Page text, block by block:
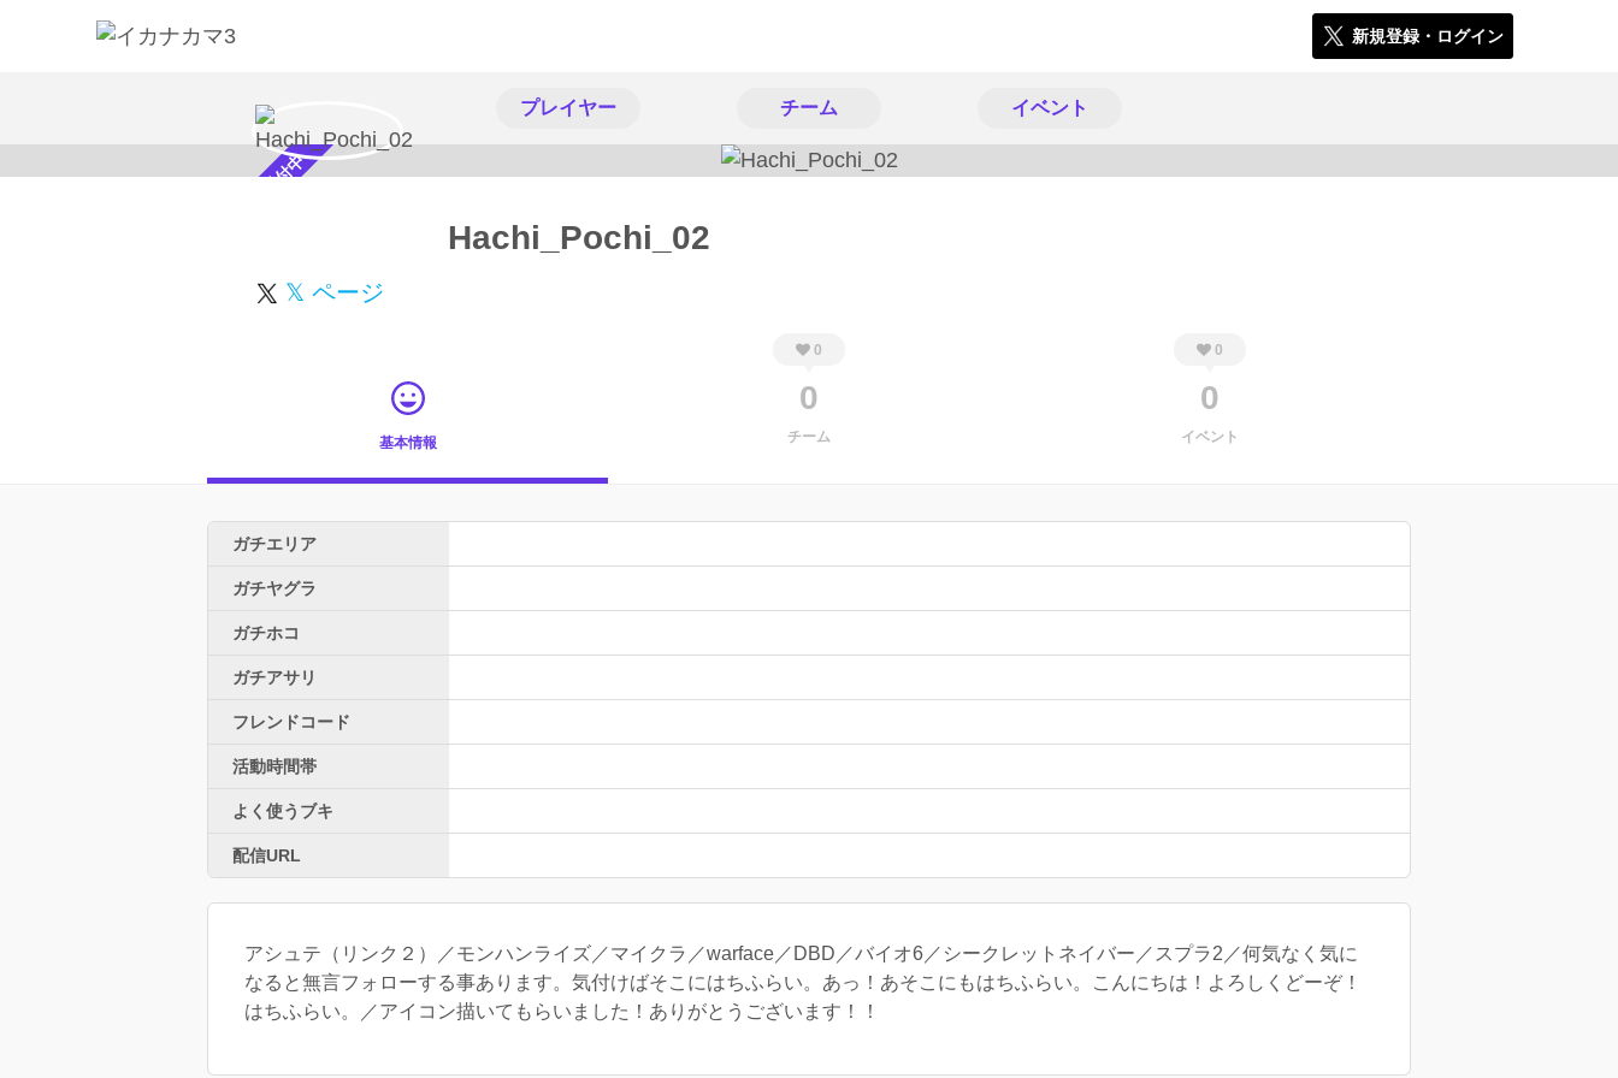
新規登録・ログイン
プレイヤー チーム イベント
スカウト受付中 Hachi_Pochi_02
𝕏 ページ
基本情報
0
0
チーム
0
0
イベント
ガチエリア
ガチヤグラ
ガチホコ
ガチアサリ
フレンドコード
活動時間帯
よく使うブキ
配信URL
アシュテ（リンク２）／モンハンライズ／マイクラ／warface／DBD／バイオ6／シークレットネイバー／スプラ2／何気なく気に
なると無言フォローする事あります。気付けばそこにはちふらい。あっ！あそこにもはちふらい。こんにちは！よろしくどーぞ！
はちふらい。／アイコン描いてもらいました！ありがとうございます！！